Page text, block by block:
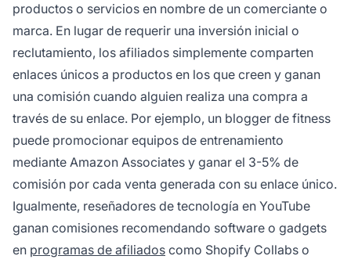
productos o servicios en nombre de un comerciante o
marca. En lugar de requerir una inversión inicial o
reclutamiento, los afiliados simplemente comparten
enlaces únicos a productos en los que creen y ganan
una comisión cuando alguien realiza una compra a
través de su enlace. Por ejemplo, un blogger de fitness
puede promocionar equipos de entrenamiento
mediante Amazon Associates y ganar el 3-5% de
comisión por cada venta generada con su enlace único.
Igualmente, reseñadores de tecnología en YouTube
ganan comisiones recomendando software o gadgets
en programas de afiliados como Shopify Collabs o